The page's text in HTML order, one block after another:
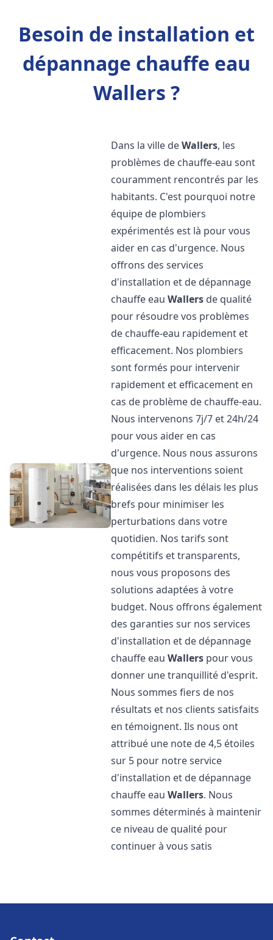
Besoin de installation et
dépannage chauffe eau
Wallers ?
Dans la ville deWallers, les
problèmes de chauffe-eau sont
couramment rencontrés par les
habitants. C'est pourquoi notre
équipe de plombiers
expérimentés est là pour vous
aider en cas d'urgence. Nous
offrons des services
d'installation et de dépannage
chauffe eauWallers de qualité
pour résoudre vos problèmes
de chauffe-eau rapidement et
efficacement. Nos plombiers
sont formés pour intervenir
rapidement et efficacement en
cas de problème de chauffe-eau.
Nous intervenons 7j/7 et 24h/24
pour vous aider en cas
d'urgence. Nous nous assurons
que nos interventions soient
réalisées dans les délais les plus
brefs pour minimiser les
perturbations dans votre
quotidien. Nos tarifs sont
compétitifs et transparents,
nous vous proposons des
solutions adaptées à votre
budget. Nous offrons également
des garanties sur nos services
d'installation et de dépannage
chauffe eauWallers pour vous
donner une tranquillité d'esprit.
Nous sommes fiers de nos
résultats et nos clients satisfaits
en témoignent. Ils nous ont
attribué une note de 4,5 étoiles
sur 5 pour notre service
d'installation et de dépannage
chauffe eauWallers. Nous
sommes déterminés à maintenir
ce niveau de qualité pour
continuer à vous satis